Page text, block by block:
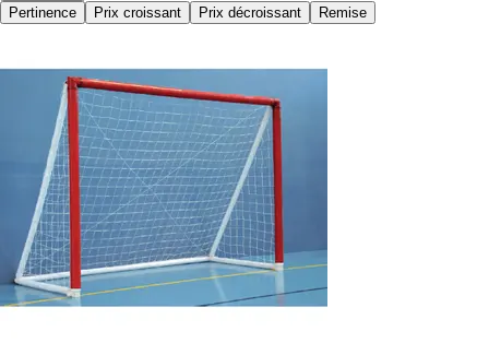
Pertinence
Prix croissant Prix décroissant Remise